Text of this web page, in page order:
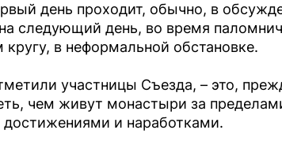
день проходит, обычно, в
следующий день, во время
в неформальной обстановке.
участницы Съезда, – это,
чем живут монастыри за
и наработками.